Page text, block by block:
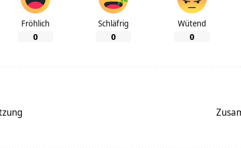
Fröhlich
0
Schläfrig
0
Wütend
0